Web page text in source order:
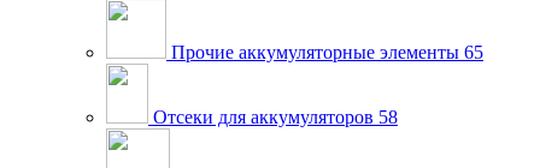
Прочие аккумуляторные элементы 65
Отсеки для аккумуляторов 58